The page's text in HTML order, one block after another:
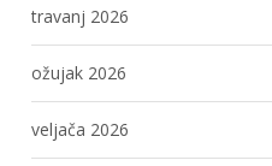
travanj 2026
ožujak 2026
veljača 2026